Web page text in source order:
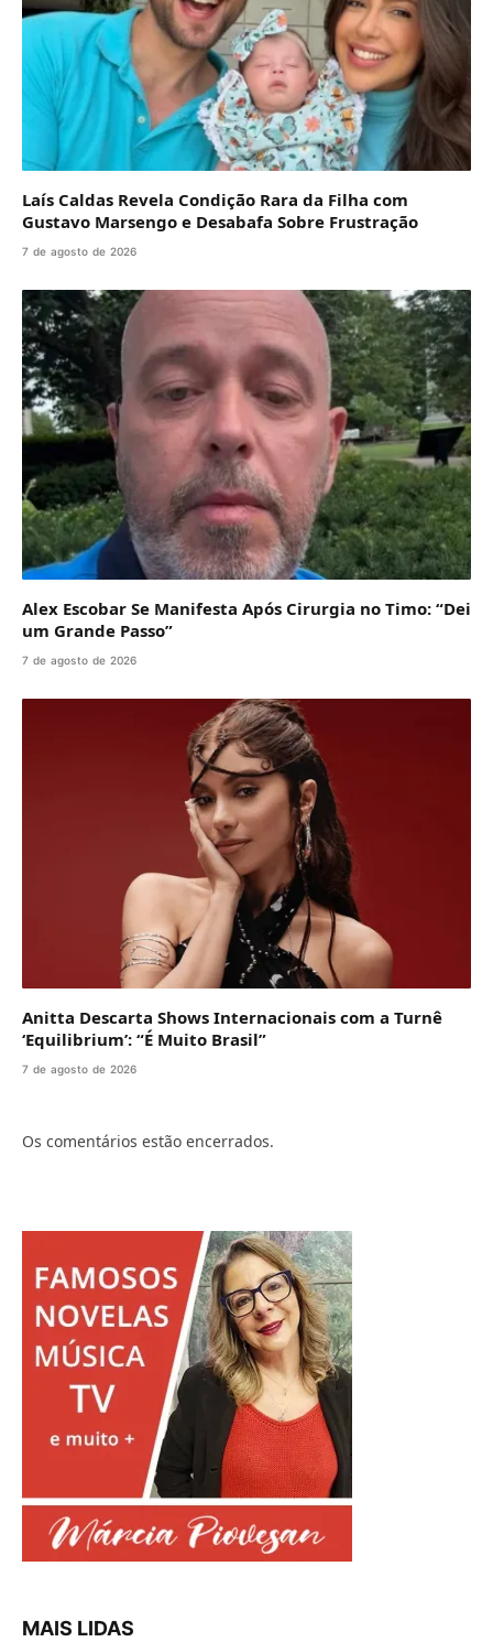
Laís Caldas Revela Condição Rara da Filha com
Gustavo Marsengo e Desabafa Sobre Frustração
7 de agosto de 2026
Alex Escobar Se Manifesta Após Cirurgia no Timo: “Dei
um Grande Passo”
7 de agosto de 2026
Anitta Descarta Shows Internacionais com a Turnê
‘Equilibrium’: “É Muito Brasil”
7 de agosto de 2026
Os comentários estão encerrados.
MAIS LIDAS